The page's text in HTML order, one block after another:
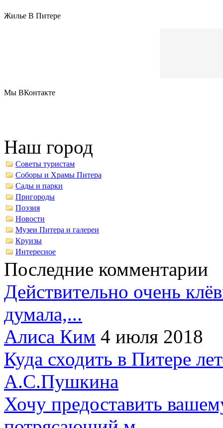
Жилье В Питере
Мы ВКонтакте
Наш город
Советы туристам
Соборы и Храмы Питера
Сады и парки
Пригороды
Поэзия
Новости
Музеи Питера и галереи
Круизы
Интересное
Последние комментарии
Действительно очень
думала,...
Алиса Ким 4 июля 2018
Куда сходить в Питере
А.С.Пушкина
Хочу предоставить